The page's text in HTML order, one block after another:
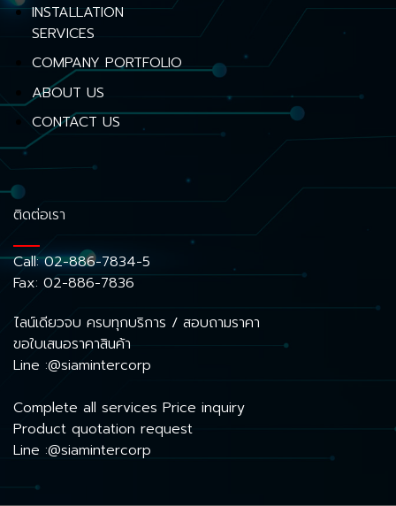
INSTALLATION
SERVICES
COMPANY PORTFOLIO
ABOUT US
CONTACT US
ติดต่อเรา
Call:02-886-7834-5
Fax: 02-886-7836
ไลน์เดียวจบ ครบทุกบริการ / สอบถามราคา
ขอใบเสนอราคาสินค้า
Line :@siamintercorp
Complete all services Price inquiry
Product quotation request
Line :@siamintercorp